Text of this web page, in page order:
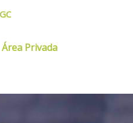
Área Privada